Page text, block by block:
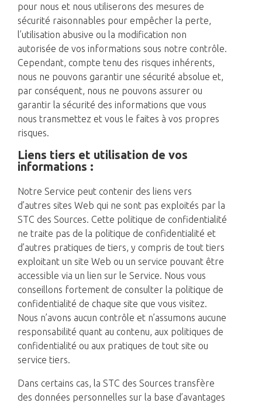
pour nous et nous utiliserons des mesures de
sécurité raisonnables pour empêcher la perte,
l’utilisation abusive ou la modification non
autorisée de vos informations sous notre contrôle.
Cependant, compte tenu des risques inhérents,
nous ne pouvons garantir une sécurité absolue et,
par conséquent, nous ne pouvons assurer ou
garantir la sécurité des informations que vous
nous transmettez et vous le faites à vos propres
risques.
Liens tiers et utilisation de vos
informations :
Notre Service peut contenir des liens vers
d’autres sites Web qui ne sont pas exploités par la
STC des Sources. Cette politique de confidentialité
ne traite pas de la politique de confidentialité et
d’autres pratiques de tiers, y compris de tout tiers
exploitant un site Web ou un service pouvant être
accessible via un lien sur le Service. Nous vous
conseillons fortement de consulter la politique de
confidentialité de chaque site que vous visitez.
Nous n’avons aucun contrôle et n’assumons aucune
responsabilité quant au contenu, aux politiques de
confidentialité ou aux pratiques de tout site ou
service tiers.
Dans certains cas, la STC des Sources transfère
des données personnelles sur la base d’avantages